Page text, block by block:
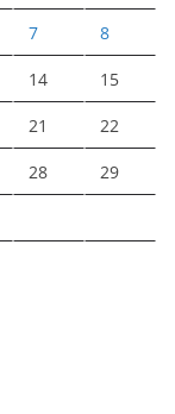
7 8
14 15
21 22
28 29